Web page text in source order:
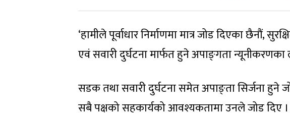
‘हामीले पूर्वाधार निर्माणमा मात्र जोड दिएका छैनौं,
एवं सवारी दुर्घटना मार्फत हुने अपाङ्‍गता न्यूनीकरणका
सडक तथा सवारी दुर्घटना समेत अपाङ्ता सिर्जना हुने
सबै पक्षको सहकार्यको आवश्यकतामा उनले जोड दिए ।